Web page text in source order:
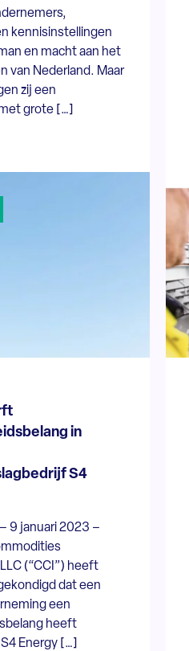
kennisinstellingen
en macht aan het
van Nederland. Maar
zij een
grote […]
in
S4
9 januari 2023 –
(“CCI”) heeft
dat een
een
heeft
Energy […]